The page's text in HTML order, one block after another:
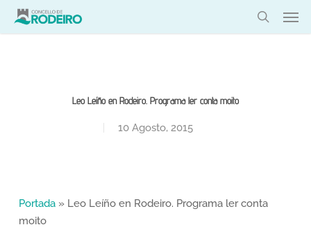
Skip
Leo Leíño en Rodeiro. Programa ler conta moito
10 Agosto, 2015
Portada» Leo Leíño en Rodeiro. Programa ler conta
moito